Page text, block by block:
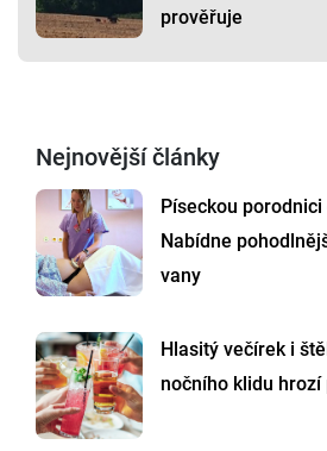
prověřuje
Nejnovější články
Píseckou
Nabídne
vany
Hlasitý večírek i
nočního klidu